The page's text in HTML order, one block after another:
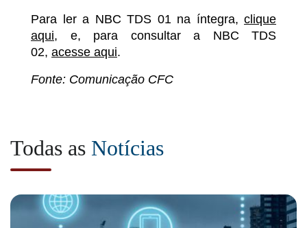
Para ler a NBC TDS 01 na íntegra, clique
aqui, e, para consultar a NBC TDS
02, acesse aqui.
Fonte: Comunicação CFC
Todas as Notícias